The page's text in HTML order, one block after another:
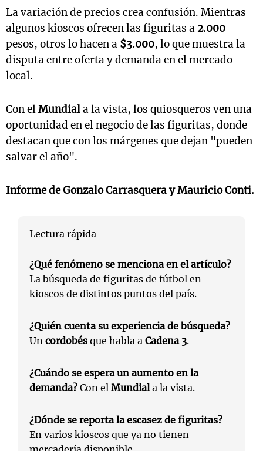
La variación de precios crea confusión. Mientras
algunos kioscos ofrecen las figuritas a 2.000
pesos, otros lo hacen a $3.000, lo que muestra la
disputa entre oferta y demanda en el mercado
local.
Con elMundiala la vista, los quiosqueros ven una
oportunidad en el negocio de las figuritas, donde
destacan que con los márgenes que dejan "pueden
salvar el año".
Informe de Gonzalo Carrasquera y Mauricio Conti.
Lectura rápida
¿Qué fenómeno se menciona en el artículo?
La búsqueda de figuritas de fútbol en
kioscos de distintos puntos del país.
¿Quién cuenta su experiencia de búsqueda?
Un cordobés que habla a Cadena 3.
¿Cuándo se espera un aumento en la
demanda? Con el Mundiala la vista.
¿Dónde se reporta la escasez de figuritas?
En varios kioscos que ya no tienen